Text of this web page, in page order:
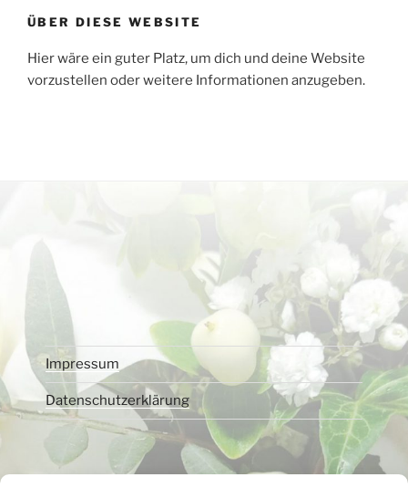
ÜBER DIESE WEBSITE
Hier wäre ein guter Platz, um dich und deine Website
vorzustellen oder weitere Informationen anzugeben.
Impressum
Datenschutzerklärung